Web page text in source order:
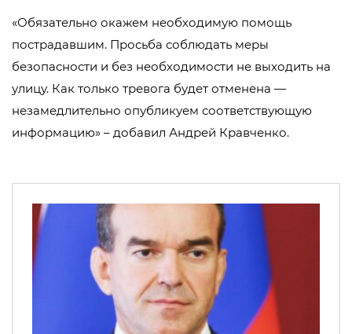
«Обязательно окажем необходимую помощь
пострадавшим. Просьба соблюдать меры
безопасности и без необходимости не выходить на
улицу. Как только тревога будет отменена —
незамедлительно опубликуем соответствующую
информацию» – добавил Андрей Кравченко.